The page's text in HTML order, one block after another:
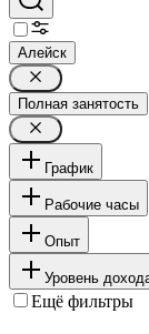
Алейск
Полная занятость
График
Рабочие часы
Опыт
Уровень
Ещё фильтры